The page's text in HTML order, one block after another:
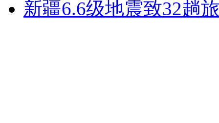
新疆6.6级地震致32趟